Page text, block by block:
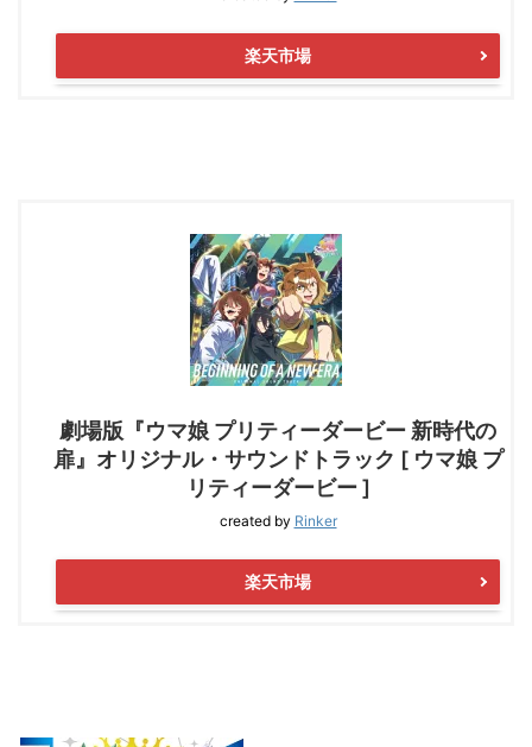
楽天市場
劇場版『ウマ娘 プリティーダービー 新時代の
扉』オリジナル・サウンドトラック [ ウマ娘 プ
リティーダービー ]
created by Rinker
楽天市場